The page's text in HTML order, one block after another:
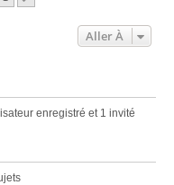
Aller À
enregistré et 1 invité